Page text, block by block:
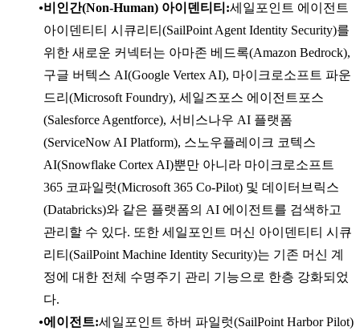
비인간(Non-Human) 아이덴티티:세일포인트 에이전트
아이덴티티 시큐리티(SailPoint Agent Identity Security)를
위한 새로운 커넥터는 아마존 베드록(Amazon Bedrock),
구글 버텍스 AI(Google Vertex AI), 마이크로소프트 파운
드리(Microsoft Foundry), 세일즈포스 에이전트포스
(Salesforce Agentforce), 서비스나우 AI 플랫폼
(ServiceNow AI Platform), 스노우플레이크 코텍스
AI(Snowflake Cortex AI)뿐만 아니라 마이크로소프트
365 코파일럿(Microsoft 365 Co-Pilot) 및 데이터브릭스
(Databricks)와 같은 플랫폼의 AI 에이전트를 검색하고
관리할 수 있다. 또한 세일포인트 머신 아이덴티티 시큐
리티(SailPoint Machine Identity Security)는 기존 머신 계
정에 대한 전체 수명주기 관리 기능으로 한층 강화되었
다.
에이전트:세일포인트 하버 파일럿(SailPoint Harbor Pilot)